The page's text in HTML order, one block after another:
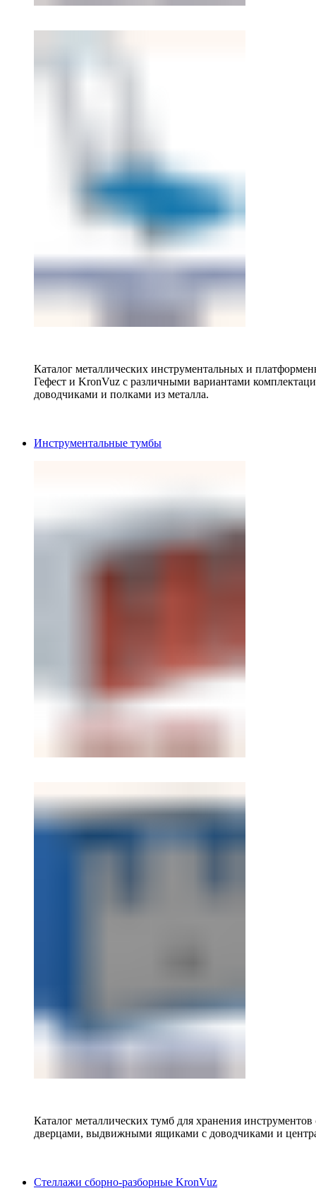
Каталог металлических инструментальных и
Гефест и KronVuz с различными вариантами
доводчиками и полками из металла.
Инструментальные тумбы
Каталог металлических тумб для хранения
дверцами, выдвижными ящиками с доводчиками и
Стеллажи сборно-разборные KronVuz